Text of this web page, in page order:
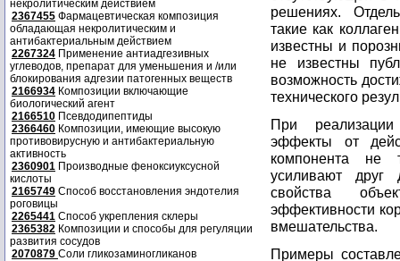
некролитическим действием
2367455 Фармацевтическая композиция
обладающая некролитическим и
антибактериальным действием
2267324 Применение антиадгезивных
углеводов, препарат для уменьшения и /или
блокирования адгезии патогенных веществ
2166934 Композиции включающие
биологический агент
2166510 Псевдодипептиды
2366460 Композиции, имеющие высокую
противовирусную и антибактериальную
активность
2360901 Производные феноксиуксусной
кислоты
2165749 Способ восстановления эндотелия
роговицы
2265441 Способ укрепления склеры
2365382 Композиции и способы для регуляции
развития сосудов
2070879 Соли гликозаминогликанов
решениях.
такие как
известны и
не известны
возможность
технического
При реализации
эффекты от
компонента не
усиливают друг
свойства
эффективности
вмешательства.
Примеры